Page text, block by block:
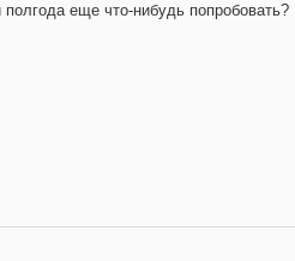
полгода еще что-нибудь